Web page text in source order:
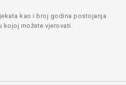
kao i broj godina postojanja
kojoj možete vjerovati.